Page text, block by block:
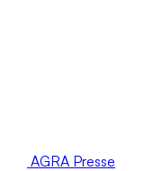
AGRA Presse